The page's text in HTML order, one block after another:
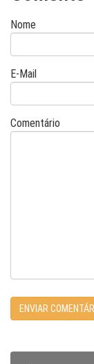
Nome
E-Mail
Comentário